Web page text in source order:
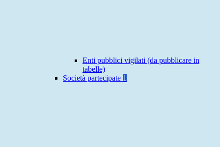
Enti pubblici vigilati (da pubblicare in
tabelle)
Società partecipate 1